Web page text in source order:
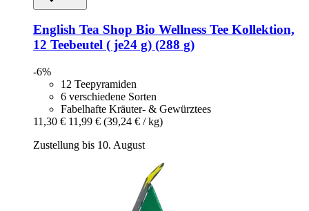
English Tea Shop Bio Wellness Tee Kollektion,
12 Teebeutel ( je24 g) (288 g)
-6%
12 Teepyramiden
6 verschiedene Sorten
Fabelhafte Kräuter- & Gewürztees
11,30 € 11,99 € (39,24 € / kg)
Zustellung bis 10. August